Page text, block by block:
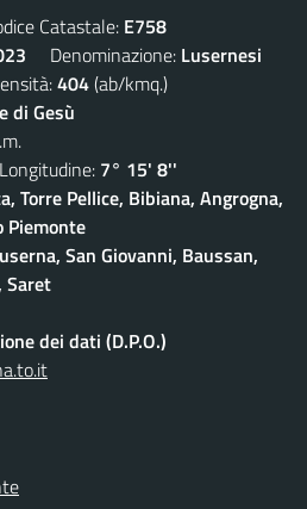
Catastale: E758
Denominazione: Lusernesi
404(ab/kmq.)
di Gesù
7° 15' 8''
Torre Pellice, Bibiana, Angrogna,
Piemonte
San Giovanni, Baussan,
Saret
dei dati (D.P.O.)